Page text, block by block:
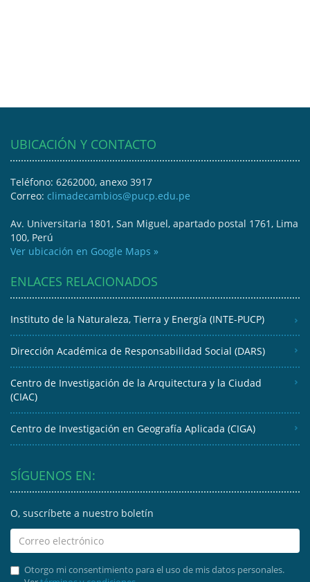
UBICACIÓN Y CONTACTO
Teléfono: 6262000, anexo 3917
Correo: climadecambios@pucp.edu.pe
Av. Universitaria 1801, San Miguel, apartado postal 1761, Lima
100, Perú
Ver ubicación en Google Maps »
ENLACES RELACIONADOS
Instituto de la Naturaleza, Tierra y Energía (INTE-PUCP)
Dirección Académica de Responsabilidad Social (DARS)
Centro de Investigación de la Arquitectura y la Ciudad
(CIAC)
Centro de Investigación en Geografía Aplicada (CIGA)
SÍGUENOS EN:
O, suscríbete a nuestro boletín
Otorgo mi consentimiento para el uso de mis datos personales.